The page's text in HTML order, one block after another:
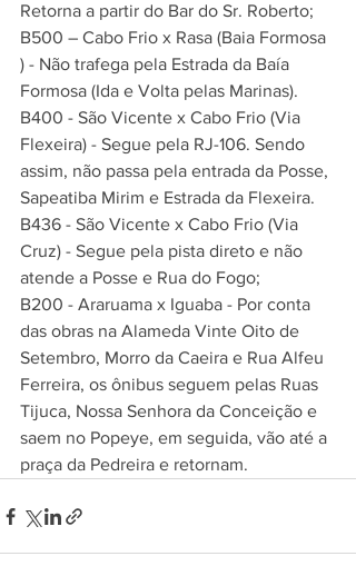
Retorna a partir do Bar do Sr. Roberto;
B500 – Cabo Frio x Rasa (Baia Formosa
) - Não trafega pela Estrada da Baía
Formosa (Ida e Volta pelas Marinas).
B400 - São Vicente x Cabo Frio (Via
Flexeira) - Segue pela RJ-106. Sendo
assim, não passa pela entrada da Posse,
Sapeatiba Mirim e Estrada da Flexeira.
B436 - São Vicente x Cabo Frio (Via
Cruz) - Segue pela pista direto e não
atende a Posse e Rua do Fogo;
B200 - Araruama x Iguaba - Por conta
das obras na Alameda Vinte Oito de
Setembro, Morro da Caeira e Rua Alfeu
Ferreira, os ônibus seguem pelas Ruas
Tijuca, Nossa Senhora da Conceição e
saem no Popeye, em seguida, vão até a
praça da Pedreira e retornam.